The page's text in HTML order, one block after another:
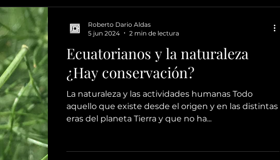
Ecuatorianos y la naturaleza
¿Hay conservación?
La naturaleza y las actividades humanas Todo
aquello que existe desde el origen y en las distintas
eras del planeta Tierra y que no ha...
Roberto Dario Aldas
5 jun 2024
2 min de lectura